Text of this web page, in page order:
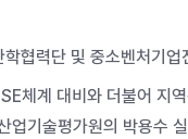
학협력단 및 중소벤처기
체계 대비와 더불어 지
업기술평가원의 박용수